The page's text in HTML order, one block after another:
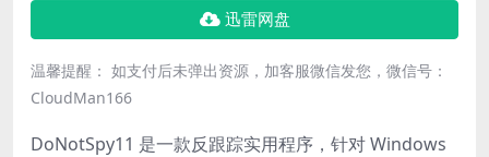
迅雷网盘
温馨提醒： 如支付后未弹出资源，加客服微信发您，微信号：
CloudMan166
DoNotSpy11 是一款反跟踪实用程序，针对 Windows